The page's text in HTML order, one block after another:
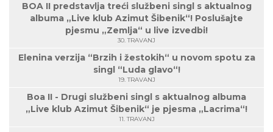
BOA II predstavlja treći službeni singl s aktualnog
albuma „Live klub Azimut Šibenik“! Poslušajte
pjesmu „Zemlja“ u live izvedbi!
30. TRAVANJ
Elenina verzija “Brzih i žestokih“ u novom spotu za
singl “Luda glavo“!
19. TRAVANJ
Boa II - Drugi službeni singl s aktualnog albuma
„Live klub Azimut Šibenik“ je pjesma „Lacrima“!
11. TRAVANJ